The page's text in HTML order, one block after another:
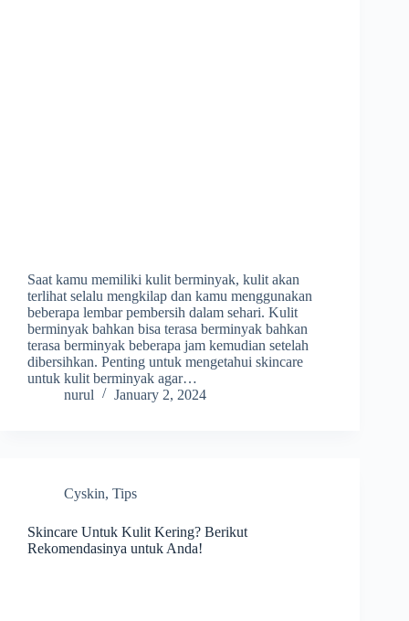
Saat kamu memiliki kulit berminyak, kulit akan
terlihat selalu mengkilap dan kamu menggunakan
beberapa lembar pembersih dalam sehari. Kulit
berminyak bahkan bisa terasa berminyak bahkan
terasa berminyak beberapa jam kemudian setelah
dibersihkan. Penting untuk mengetahui skincare
untuk kulit berminyak agar…
nurul
January 2, 2024
Cyskin, Tips
Skincare Untuk Kulit Kering? Berikut
Rekomendasinya untuk Anda!